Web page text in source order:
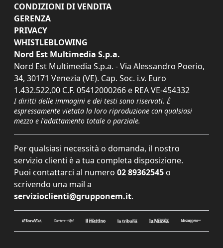
CONDIZIONI DI VENDITA
GERENZA
PRIVACY
WHISTLEBLOWING
Nord Est Multimedia S.p.a.
Nord Est Multimedia S.p.a. - Via Alessandro Poerio,
34, 30171 Venezia (VE). Cap. Soc. i.v. Euro
1.432.522,00 C.F. 05412000266 e REA VE-454332
I diritti delle immagini e dei testi sono riservati. È
espressamente vietata la loro riproduzione con qualsiasi
mezzo e l'adattamento totale o parziale.
Per qualsiasi necessità o domanda, il nostro
servizio clienti è a tua completa disposizione.
Puoi contattarci al numero 02 89362545 o
scrivendo una mail a
servizioclienti@grupponem.it.